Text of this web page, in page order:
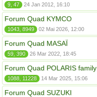
9, 47 24 Jan 2012, 16:10
Forum Quad KYMCO
1043, 8949 02 Mai 2026, 12:00
Forum Quad MASAÏ
59, 390 26 Mar 2022, 18:45
Forum Quad POLARIS family
1088, 11228 14 Mar 2025, 15:06
Forum Quad SUZUKI